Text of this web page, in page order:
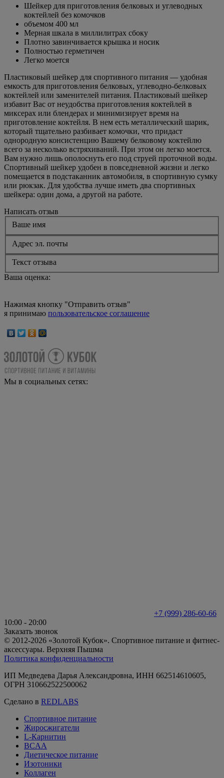
Шейкер для приготовления белковых и углеводных
коктейлей без комочков
объемом 400 мл
Мерная шкала в миллилитрах сбоку
Плотно завинчивается крышка и носик
Полностью герметичен
Легко моется
Пластиковый шейкер для спортивного питания — удобная
емкость для приготовления белковых, углеводно-белковых
коктейлей или заменителей питания. Пластиковый шейкер
избавит Вас от неудобства приготовления коктейлей в
миксерах или блендерах и минимизирует время на
приготовление коктейля. В нем есть металлический шарик,
который тщательно разбивает комочки, что придаст
однородную консистенцию Вашему белковому коктейлю
всего за несколько встряхиваний. При этом он легко моется.
Вам нужно лишь ополоснуть его под струей проточной воды.
Спортивный шейкер удобен в повседневной жизни и легко
помещается в подстаканник автомобиля, в спортивную сумку
или рюкзак. Для удобства лучше иметь два спортивных
шейкера: один дома, а другой на работе.
Написать отзыв
Ваше имя
Адрес эл. почты
Текст отзыва
Ваша оценка:
Нажимая кнопку "Отправить отзыв"
я принимаю пользовательское соглашение
Мы в социальных сетях:
+7 (999) 286-60-66
10:00 - 20:00
Заказать звонок
© 2012-2026 «Золотой Кубок». Спортивное питание и фитнес-
аксессуары. Верхняя Пышма
Политика конфиденциальности
ИП Медведева Дарья Александровна, ИНН 662514610605,
ОГРН 310662522500062
Сделано в REDLABS
Спортивное питание
Жиросжигатели
L-Карнитин
BCAA
Диетическое питание
Изотоники
Коллаген